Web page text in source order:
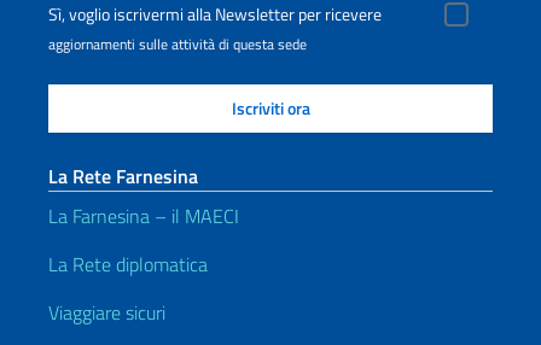
Sì, voglio iscrivermi alla Newsletter per ricevere
aggiornamenti sulle attività di questa sede
La Rete Farnesina
La Farnesina – il MAECI
La Rete diplomatica
Viaggiare sicuri